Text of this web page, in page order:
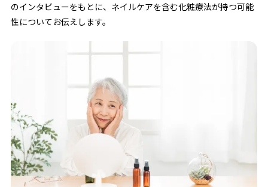
のインタビューをもとに、ネイルケアを含む化粧療法が持つ可能
性についてお伝えします。